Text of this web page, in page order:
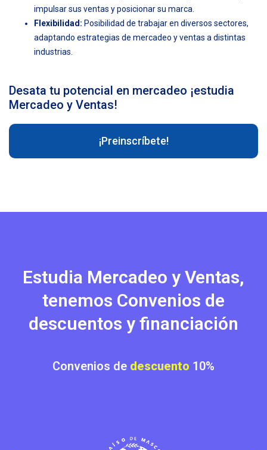
impulsar sus ventas y posicionar su marca.
Flexibilidad: Posibilidad de trabajar en diversos sectores,
adaptando estrategias de mercadeo y ventas a distintas
industrias.
Desata tu potencial en mercadeo ¡estudia
Mercadeo y Ventas!
¡Preinscríbete!
Estudia Mercadeo y Ventas,
tenemos Convenios de
descuentos y financiación
Convenios de descuento 10%